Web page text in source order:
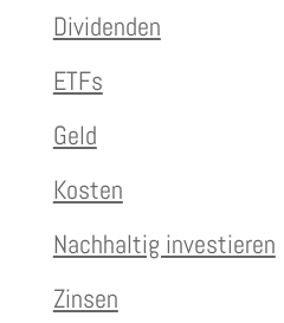
Dividenden
ETFs
Geld
Kosten
Nachhaltig investieren
Zinsen